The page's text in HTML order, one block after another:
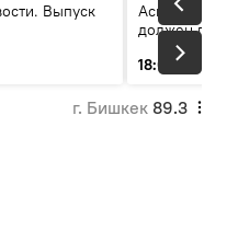
Выпуск
Аскар
должен
18:06
г. Бишкек 89.3